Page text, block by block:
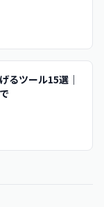
るツール15選｜